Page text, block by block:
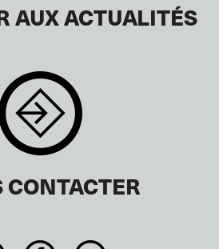
AUX ACTUALITÉS
CONTACTER